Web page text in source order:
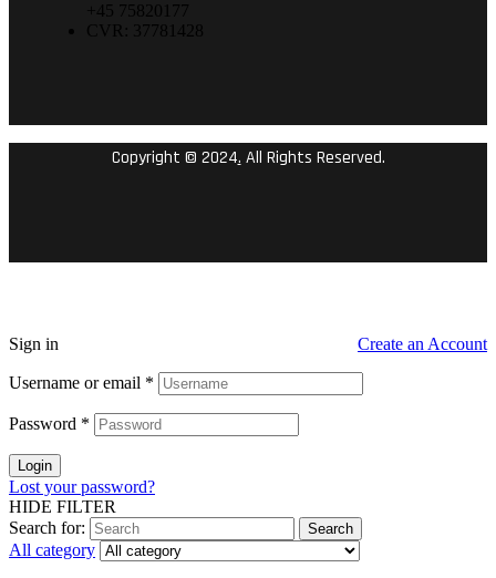
+45 75820177
CVR: 37781428
Copyright © 2024.All Rights Reserved.
Sign in Create an Account
Username or email *
Password *
Login
Lost your password?
HIDE FILTER
Search for:
Search
All category